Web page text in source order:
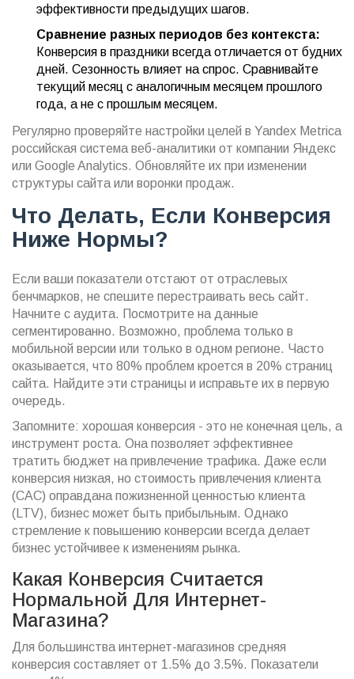
эффективности предыдущих шагов.
Сравнение разных периодов без контекста:
Конверсия в праздники всегда отличается от будних
дней. Сезонность влияет на спрос. Сравнивайте
текущий месяц с аналогичным месяцем прошлого
года, а не с прошлым месяцем.
Регулярно проверяйте настройки целей в Yandex Metrica
российская система веб-аналитики от компании Яндекс
или Google Analytics. Обновляйте их при изменении
структуры сайта или воронки продаж.
Что Делать, Если Конверсия
Ниже Нормы?
Если ваши показатели отстают от отраслевых
бенчмарков, не спешите перестраивать весь сайт.
Начните с аудита. Посмотрите на данные
сегментированно. Возможно, проблема только в
мобильной версии или только в одном регионе. Часто
оказывается, что 80% проблем кроется в 20% страниц
сайта. Найдите эти страницы и исправьте их в первую
очередь.
Запомните: хорошая конверсия - это не конечная цель, а
инструмент роста. Она позволяет эффективнее
тратить бюджет на привлечение трафика. Даже если
конверсия низкая, но стоимость привлечения клиента
(CAC) оправдана пожизненной ценностью клиента
(LTV), бизнес может быть прибыльным. Однако
стремление к повышению конверсии всегда делает
бизнес устойчивее к изменениям рынка.
Какая Конверсия Считается
Нормальной Для Интернет-
Магазина?
Для большинства интернет-магазинов средняя
конверсия составляет от 1.5% до 3.5%. Показатели